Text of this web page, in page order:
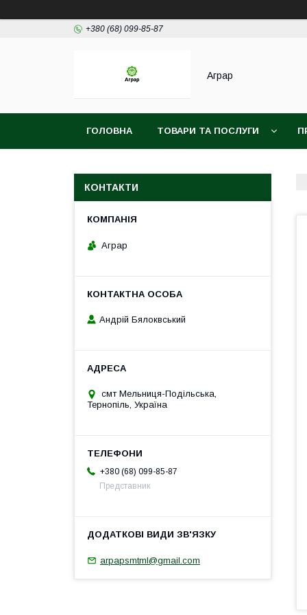
+380 (68) 099-85-87
Аграр
ГОЛОВНА ТОВАРИ ТА ПОСЛУГИ
КОНТАКТИ
Аграр
Андрій Бялоквський
смт Мельниця-Подільська,
Тернопіль, Україна
+380 (68) 099-85-87
Представник
arpapsmtml@gmail.com